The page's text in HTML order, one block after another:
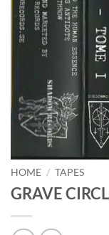
HOME / TAPES
GRAVE